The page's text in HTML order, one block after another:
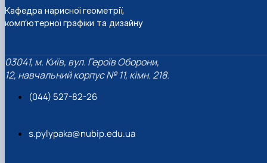
Кафедра нарисної геометрії,
комп’ютерної графіки та дизайну
03041, м. Київ, вул. Героїв Оборони,
12, навчальний корпус № 11, кімн. 218.
(044) 527-82-26
s.pylypaka@nubip.edu.ua